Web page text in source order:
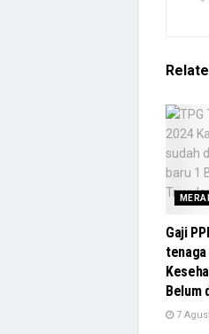
Gaji
tenaga
Belum
7